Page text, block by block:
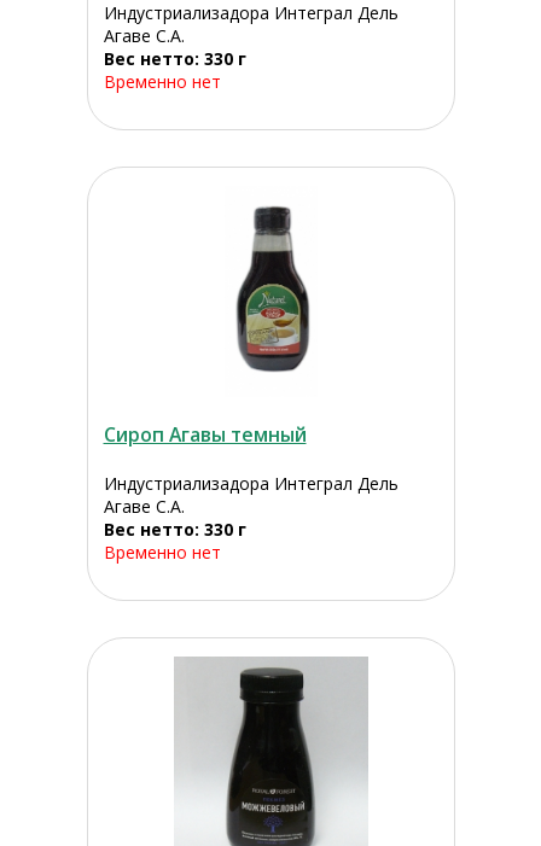
Индустриализадора Интеграл Дель
Агаве С.А.
Вес нетто: 330 г
Временно нет
Сироп Агавы темный
Индустриализадора Интеграл Дель
Агаве С.А.
Вес нетто: 330 г
Временно нет